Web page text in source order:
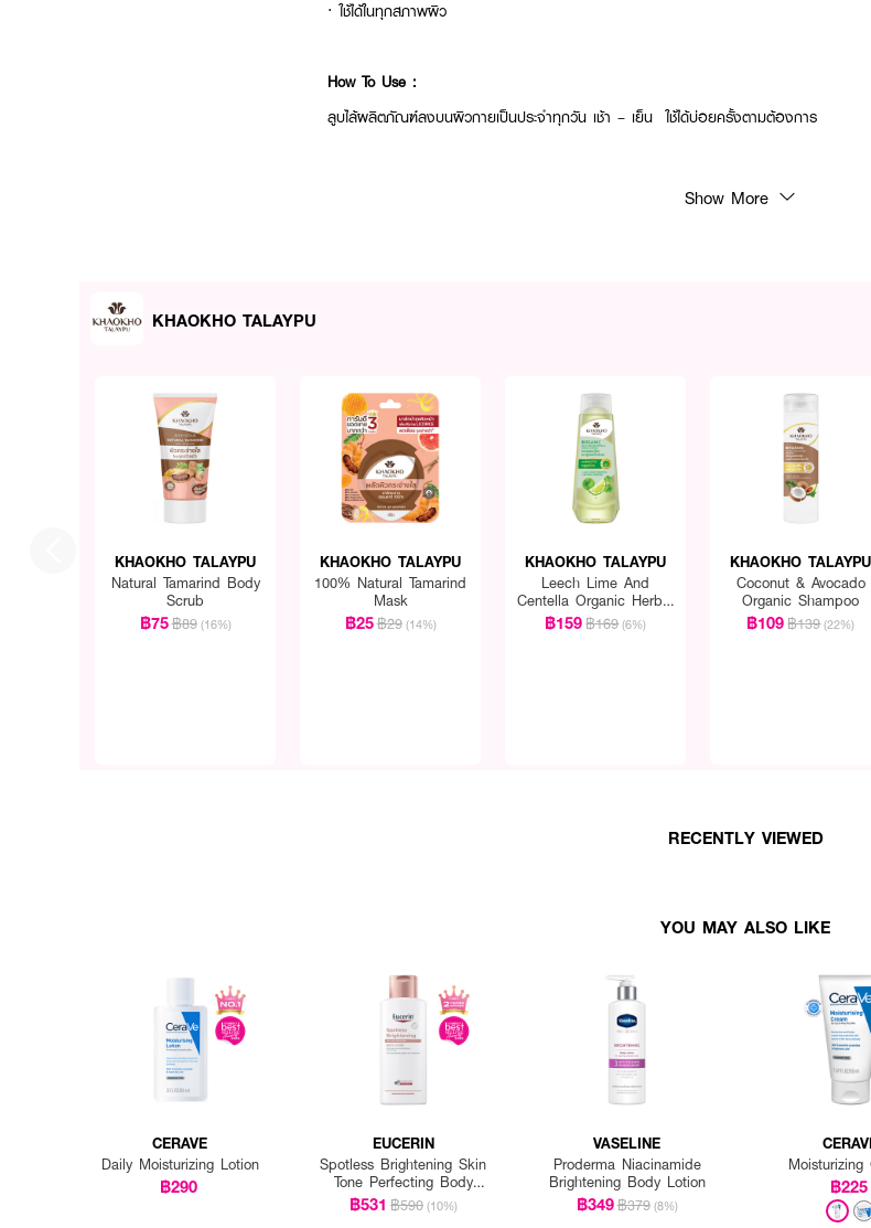
· ใช้ได้ในทุกสภาพผิว
How To Use :
ลูบไล้ผลิตภัณฑ์ลงบนผิวกายเป็นประจำทุกวัน เช้า – เย็น ใช้ได้บ่อยครั้งตามต้องการ
Show More
KHAOKHO TALAYPU
KHAOKHO TALAYPU
Natural Tamarind Body
Scrub
฿75฿89 (16%)
KHAOKHO TALAYPU
100% Natural Tamarind
Mask
฿25฿29 (14%)
KHAOKHO TALAYPU
Leech Lime And
Centella Organic Herbal
Shampoo
฿159฿169 (6%)
KHAOKHO TALAYPU
Coconut & Avocado
Organic Shampoo
฿109฿139 (22%)
RECENTLY VIEWED
YOU MAY ALSO LIKE
CERAVE
Daily Moisturizing Lotion
฿290
EUCERIN
Spotless Brightening Skin
Tone Perfecting Body
Lotion
฿531 ฿590 (10%)
VASELINE
Proderma Niacinamide
Brightening Body Lotion
฿349฿379 (8%)
Moisturizing
฿225